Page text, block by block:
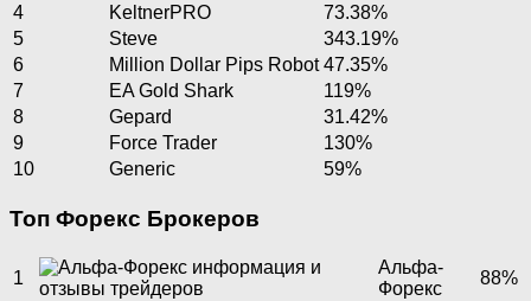
4
KeltnerPRO
73.38%
5
Steve
343.19%
6
Million Dollar Pips Robot 47.35%
7
EA Gold Shark
119%
8
Gepard
31.42%
9
Force Trader
130%
10
Generic 59%
Топ Форекс Брокеров
1
Альфа-
Форекс
88%